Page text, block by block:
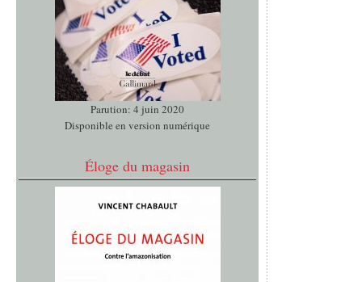
Parution: 4 juin 2020
Disponible en version numérique
Éloge du magasin